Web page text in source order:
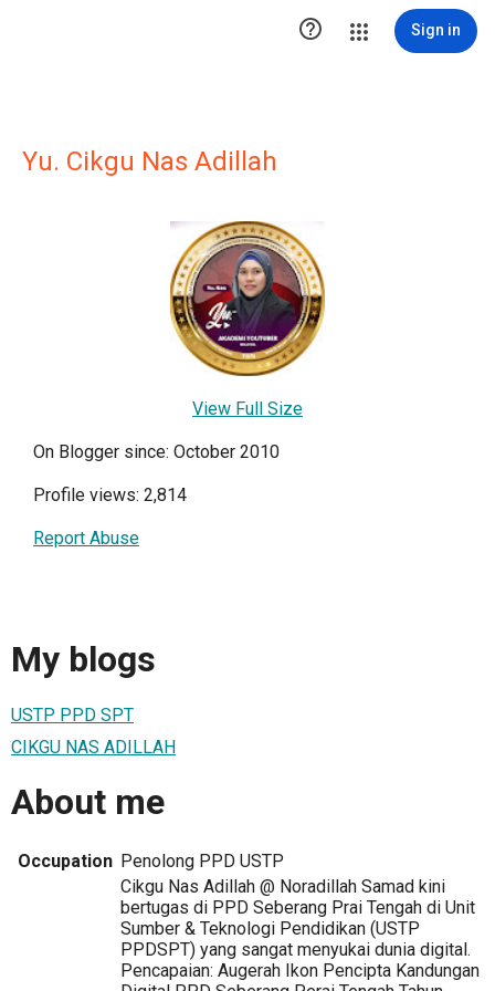
 Sign in
Yu. Cikgu Nas Adillah
View Full Size
On Blogger since: October 2010
Profile views: 2,814
Report Abuse
My blogs
USTP PPD SPT
CIKGU NAS ADILLAH
About me
Occupation Penolong PPD USTP
Cikgu Nas Adillah @ Noradillah Samad kini
bertugas di PPD Seberang Prai Tengah di Unit
Sumber & Teknologi Pendidikan (USTP
PPDSPT) yang sangat menyukai dunia digital.
Pencapaian: Augerah Ikon Pencipta Kandungan